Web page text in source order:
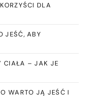
DLA
JEŚĆ, ABY
CIAŁA – JAK JE
WARTO JĄ JEŚĆ I